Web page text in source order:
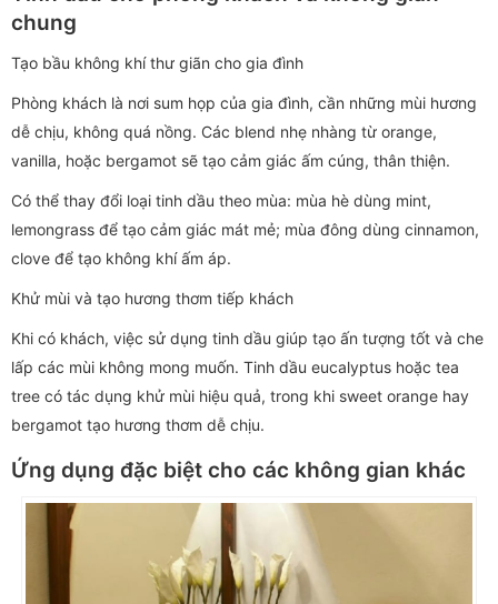
chung
Tạo bầu không khí thư giãn cho gia đình
Phòng khách là nơi sum họp của gia đình, cần những mùi hương
dễ chịu, không quá nồng. Các blend nhẹ nhàng từ orange,
vanilla, hoặc bergamot sẽ tạo cảm giác ấm cúng, thân thiện.
Có thể thay đổi loại tinh dầu theo mùa: mùa hè dùng mint,
lemongrass để tạo cảm giác mát mẻ; mùa đông dùng cinnamon,
clove để tạo không khí ấm áp.
Khử mùi và tạo hương thơm tiếp khách
Khi có khách, việc sử dụng tinh dầu giúp tạo ấn tượng tốt và che
lấp các mùi không mong muốn. Tinh dầu eucalyptus hoặc tea
tree có tác dụng khử mùi hiệu quả, trong khi sweet orange hay
bergamot tạo hương thơm dễ chịu.
Ứng dụng đặc biệt cho các không gian khác